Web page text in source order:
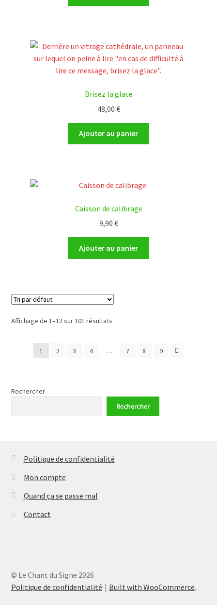
Brisez la glace
48,00 €
Ajouter au panier
Caisson de calibrage
9,90 €
Ajouter au panier
Affichage de 1–12 sur 101 résultats
1 2 3 4 … 7 8 9
Rechercher
Rechercher
Politique de confidentialité
Mon compte
Quand ça se passe mal
Contact
© Le Chant du Signe 2026
Politique de confidentialité
Built with WooCommerce.